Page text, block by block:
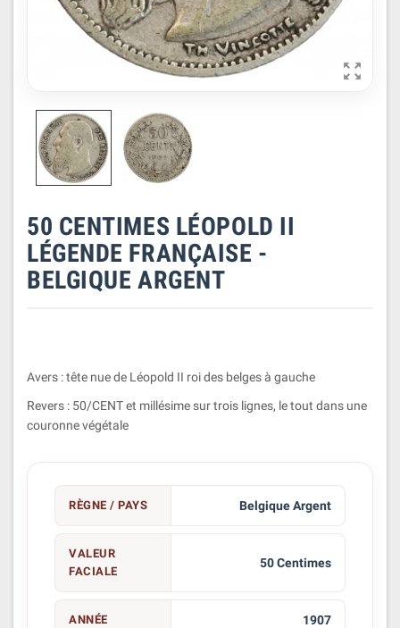

50 CENTIMES LÉOPOLD II
LÉGENDE FRANÇAISE -
BELGIQUE ARGENT
Avers : tête nue de Léopold II roi des belges à gauche
Revers : 50/CENT et millésime sur trois lignes, le tout dans une
couronne végétale
RÈGNE / PAYS Belgique Argent
VALEUR
FACIALE
50 Centimes
ANNÉE 1907